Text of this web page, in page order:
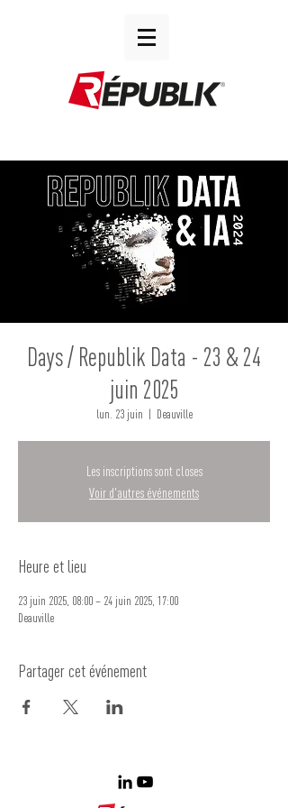
Days / Republik Data - 23 & 24
juin 2025
lun. 23 juin
  |
Deauville
Les inscriptions sont closes
Voir d'autres événements
Heure et lieu
23 juin 2025, 08:00 – 24 juin 2025, 17:00
Deauville
Partager cet événement